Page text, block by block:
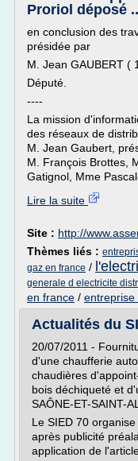
Proriol déposé
en conclusion des
présidée par
M. Jean GAUBERT (
Député.
----
La mission
des réseaux de
M. Jean Gaubert,
M. François Brottes,
Gatignol, Mme
Lire la suite
Site : http://
Thèmes liés :
gaz en france /
generale d electricite
en france / entreprise
Actualités du
20/07/2011 -
d'une chaufferie
chaudières
bois déchiqueté et
SAÔNE-ET-SAINT-
Le SIED 70
après publicité
application de